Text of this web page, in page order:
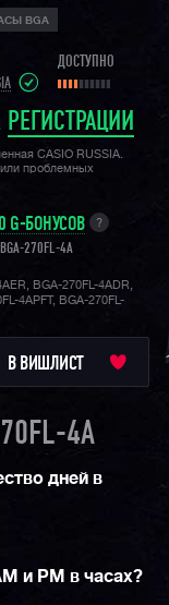
их работы, а
корпус
BGA
ДОСТУПНО
РЕГИСТРАЦИИ
CASIO RUSSIA.
проблемных
G-БОНУСОВ
270FL-4A
?
BGA-270FL-4ADR,
4APFT, BGA-270FL-
В ВИШЛИСТ
4A
дней в
и PM в часах?